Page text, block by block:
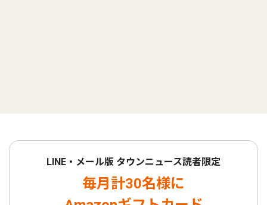
LINE・メール版 タウンニュース読者限定
毎月計30名様に